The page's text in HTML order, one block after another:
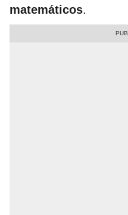
matemáticos.